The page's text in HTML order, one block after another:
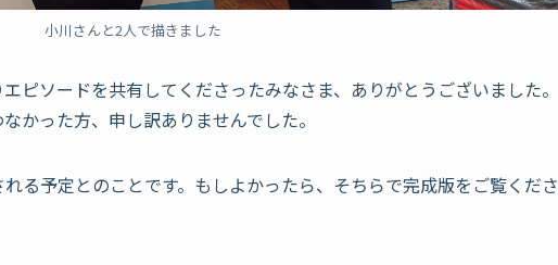
小川さんと2人で描きました
ピソードを共有してくださったみなさま、ありがとうございました。
かった方、申し訳ありませんでした。
る予定とのことです。もしよかったら、そちらで完成版をご覧くださ